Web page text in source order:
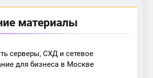
материалы
серверы, СХД и сетевое
для бизнеса в Москве